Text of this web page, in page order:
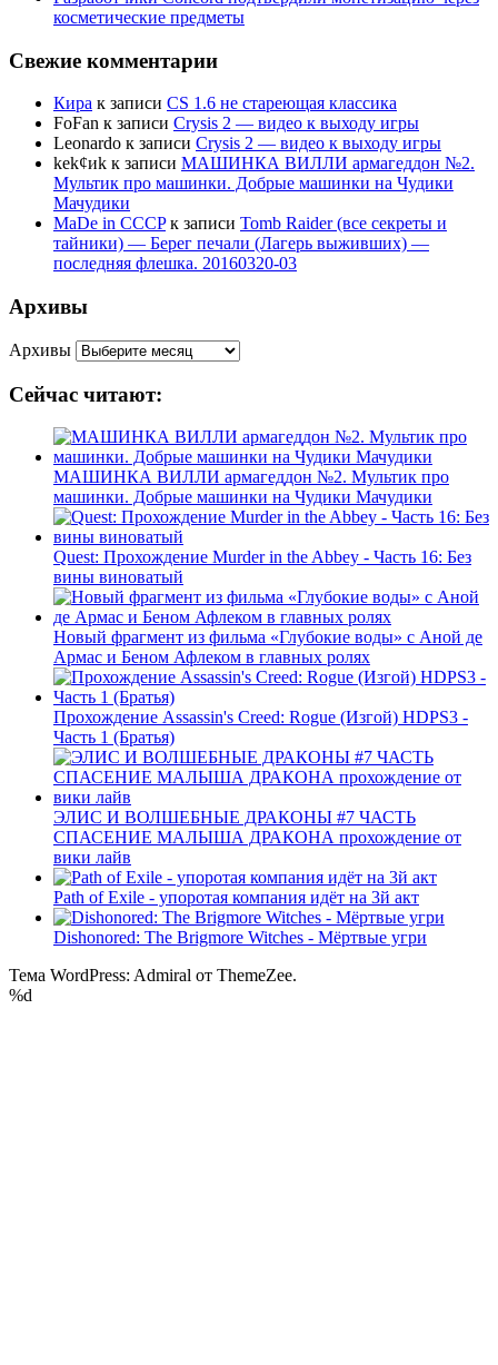
косметические предметы
Свежие комментарии
Кира к записи CS 1.6 не стареющая классика
FoFan к записи Crysis 2 — видео к выходу игры
Leonardo к записи Crysis 2 — видео к выходу игры
kek¢иk к записи МАШИНКА ВИЛЛИ армагеддон №2.
Мультик про машинки. Добрые машинки на Чудики
Мачудики
MaDe in CCCPк записи Tomb Raider (все секреты и
тайники) — Берег печали (Лагерь выживших) —
последняя флешка. 20160320-03
Архивы
Архивы
Сейчас читают:
МАШИНКА ВИЛЛИ армагеддон №2. Мультик про
машинки. Добрые машинки на Чудики Мачудики
Quest: Прохождение Murder in the Abbey - Часть 16: Без
вины виноватый
Новый фрагмент из фильма «Глубокие воды» с Аной де
Армас и Беном Афлеком в главных ролях
Прохождение Assassin's Creed: Rogue (Изгой) HDPS3 -
Часть 1 (Братья)
ЭЛИС И ВОЛШЕБНЫЕ ДРАКОНЫ #7 ЧАСТЬ
СПАСЕНИЕ МАЛЫША ДРАКОНА прохождение от
вики лайв
Path of Exile - упоротая компания идёт на 3й акт
Dishonored: The Brigmore Witches - Мёртвые угри
Тема WordPress: Admiral от ThemeZee.
%d